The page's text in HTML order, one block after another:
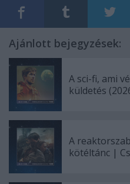
Ajánlott bejegyzések:
A sci-fi, ami
küldetés
A
kötéltánc |